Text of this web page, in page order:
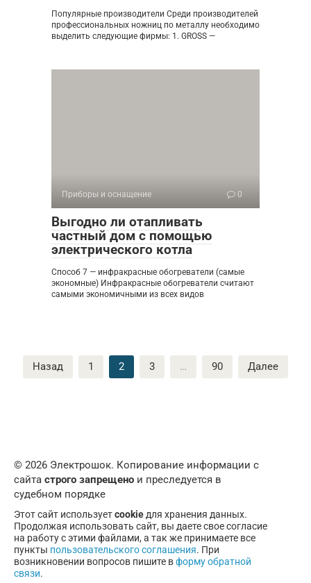
Популярные производители Среди производителей
профессиональных ножниц по металлу необходимо
выделить следующие фирмы: 1. GROSS —
Приборы и оснащение 0
Выгодно ли отапливать
частный дом с помощью
электрического котла
Способ 7 — инфракрасные обогреватели (самые
экономные) Инфракрасные обогреватели считают
самыми экономичными из всех видов
Пагинация
записей
Назад 1 2 3 … 90 Далее
© 2026 Электрошок. Копирование информации с
сайта строго запрещено и преследуется в
судебном порядке
Этот сайт используетcookie для хранения данных.
Продолжая использовать сайт, вы даете свое согласие
на работу с этими файлами, а так же принимаете все
пункты пользовательского соглашения. При
возникновении вопросов пишите вформу обратной
связи.